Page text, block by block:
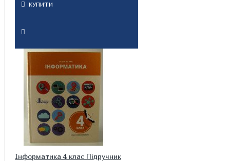
КУПИТИ
Інформатика 4 клас Підручник